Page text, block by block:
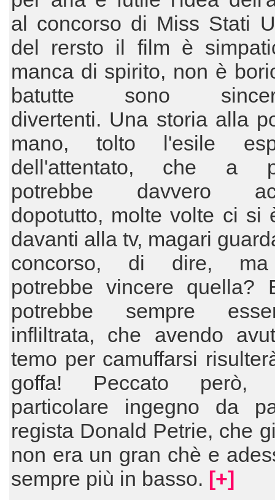
al concorso di Miss Stati
del rersto il film è
manca di spirito, non è
batutte sono
divertenti. Una storia alla
mano, tolto l'esile
dell'attentato, che a
potrebbe davvero
dopotutto, molte volte ci si
davanti alla tv, magari
concorso, di dire,
potrebbe vincere quella?
potrebbe sempre
infliltrata, che avendo
temo per camuffarsi
goffa! Peccato però,
particolare ingegno da
regista Donald Petrie, che
non era un gran chè e
sempre più in basso. [+]